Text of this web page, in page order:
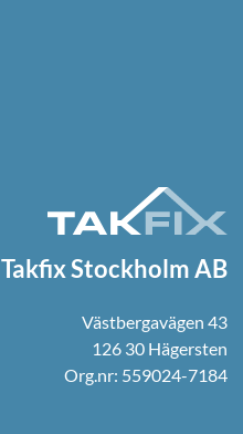
Takfix Stockholm AB
Västbergavägen 43
126 30 Hägersten
Org.nr: 559024-7184